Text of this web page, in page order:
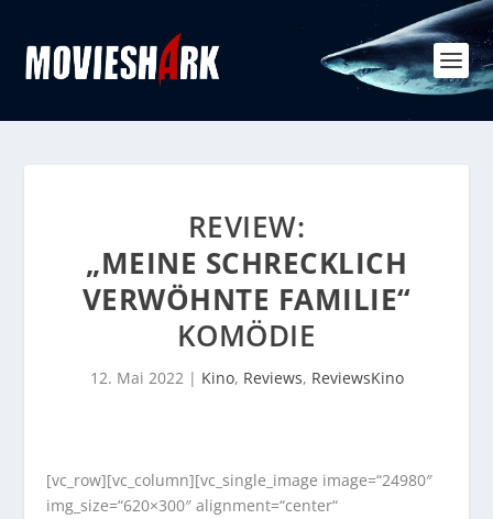
REVIEW:
„MEINE SCHRECKLICH
VERWÖHNTE FAMILIE“
KOMÖDIE
12. Mai 2022| Kino, Reviews, ReviewsKino
[vc_row][vc_column][vc_single_image image=“24980″
img_size=“620×300″ alignment=“center“